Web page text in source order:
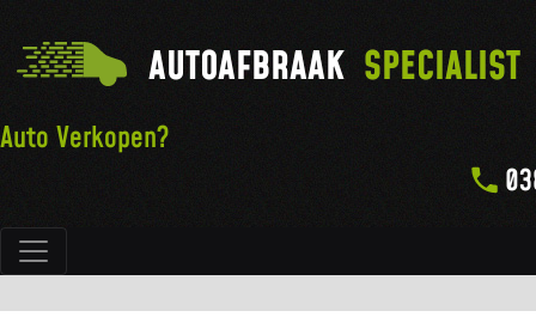
Hoofdnavigatie
AUTOAFBRAAK SPECIALIST
Auto Verkopen?